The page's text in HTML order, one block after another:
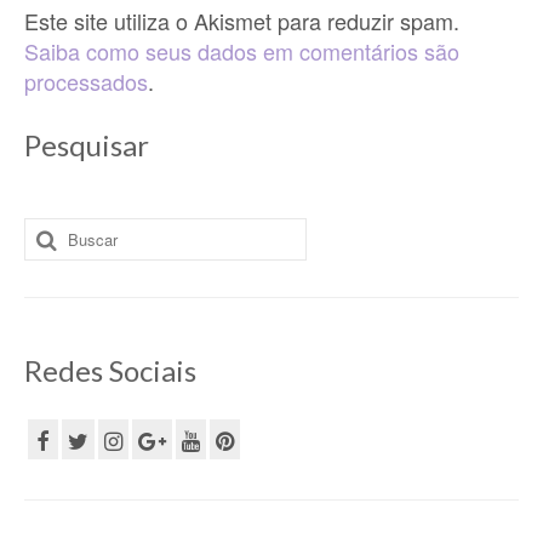
Este site utiliza o Akismet para reduzir spam.
Saiba como seus dados em comentários são
processados.
Pesquisar
Buscar
por:
Redes Sociais